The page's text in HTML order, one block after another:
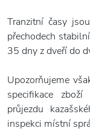
Tranzitní časy
přechodech
35 dny z dveří do
Upozorňujeme
specifikace
průjezdu
inspekci místní